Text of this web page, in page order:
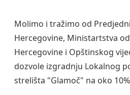
Molimo i tražimo od
Hercegovine, Ministartstva
Hercegovine i Opštinskog
dozvole izgradnju Lokalnog
strelišta "Glamoč" na oko